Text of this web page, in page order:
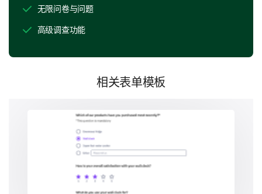
您的性别是什么？
无限问卷与问题
高级调查功能
相关表单模板